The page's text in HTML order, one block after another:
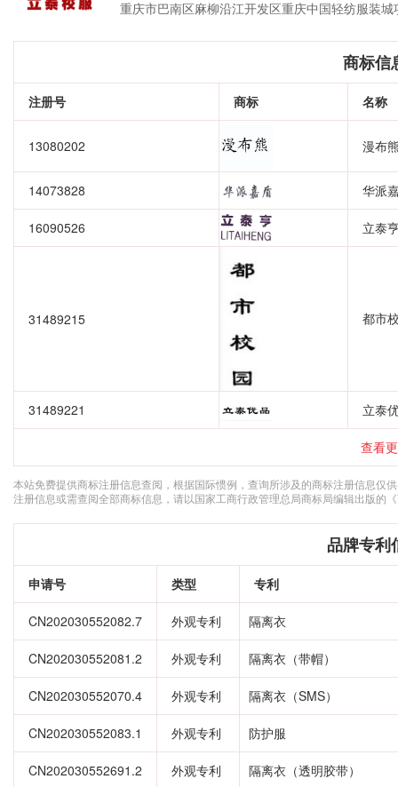
重庆市巴南区麻柳沿江开发区重庆中国轻纺服装
商标信
注册号 商标 名称
13080202 漫布
14073828 华派
16090526 立泰
31489215 都市
31489221 立泰
查看
本站免费提供商标注册信息查阅，根据国际惯例，查询所涉及的商标注册信息仅
注册信息或需查阅全部商标信息，请以国家工商行政管理总局商标局编辑出版的
品牌专利
申请号 类型 专利
CN202030552082.7 外观专利 隔离衣
CN202030552081.2 外观专利 隔离衣（带帽）
CN202030552070.4 外观专利 隔离衣（SMS）
CN202030552083.1 外观专利 防护服
CN202030552691.2 外观专利 隔离衣（透明胶带）